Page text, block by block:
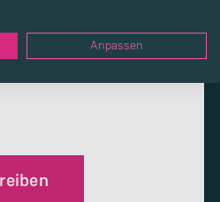
mit
uns auf
Anpassen